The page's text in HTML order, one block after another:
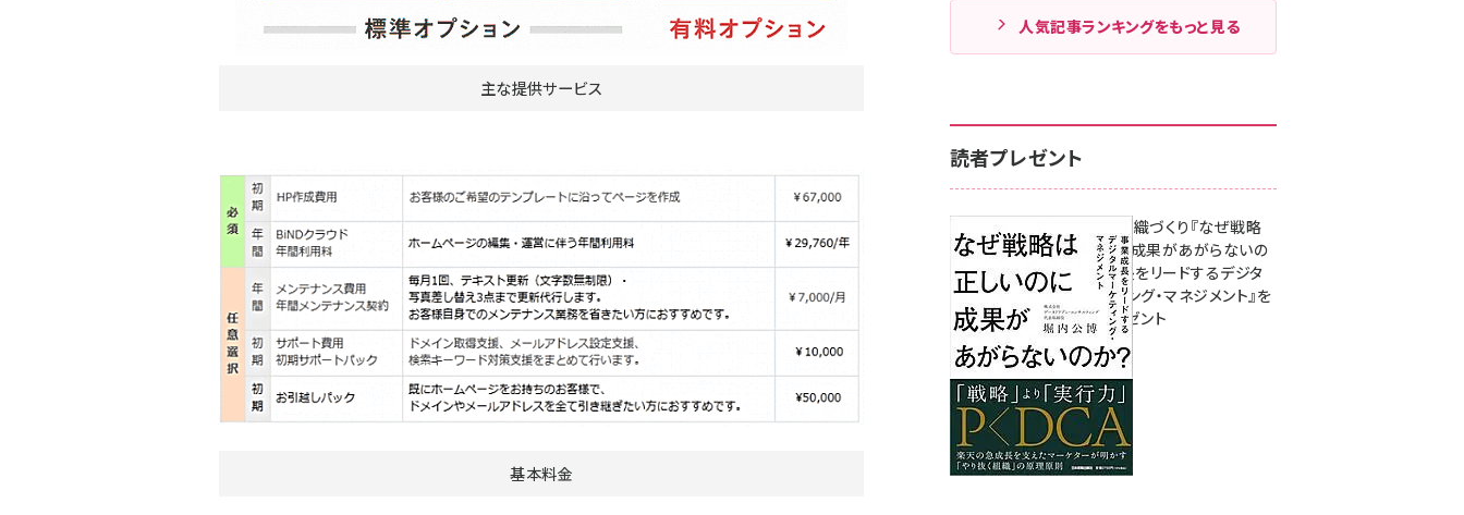
主な提供サービス
基本料金
人気記事ランキングをもっと見る
読者プレゼント
成果を生む組織づくり『なぜ戦略
は正しいのに成果があがらないの
か？ 事業成長をリードするデジタ
ルマーケティング・マネジメント』を
3名様にプレゼント
8月7日 10:00